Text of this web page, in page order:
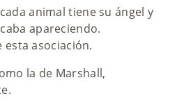
animal tiene su ángel y
apareciendo.
esta asociación.
la de Marshall,